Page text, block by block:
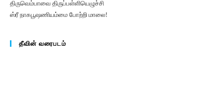
திருவெம்பாவை திருப்பள்ளியெழுச்சி
ஸ்ரீ நாகபூஷணியம்மை போற்றி மாலை!
தீவின் வரைபடம்